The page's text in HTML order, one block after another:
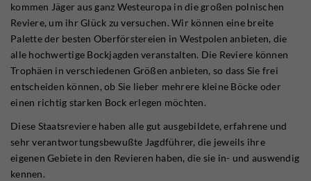
kommen Jäger aus ganz Westeuropa in die großen polnischen
Reviere, um ihr Glück zu versuchen. Wir können eine breite
Palette der besten Oberförstereien in Westpolen anbieten, die
alle hochwertige Bockjagden veranstalten. Die Reviere können
Trophäen in verschiedenen Größen anbieten, so dass Sie frei
entscheiden können, ob Sie lieber mehrere kleine Böcke oder
einen richtig starken Bock erlegen möchten.
Diese Staatsreviere haben alle gut ausgebildete, erfahrene und
sehr verantwortungsbewußte Jagdführer, die jeweils ihre
eigenen Gebiete in den Revieren haben, die sie in- und auswendig
kennen.